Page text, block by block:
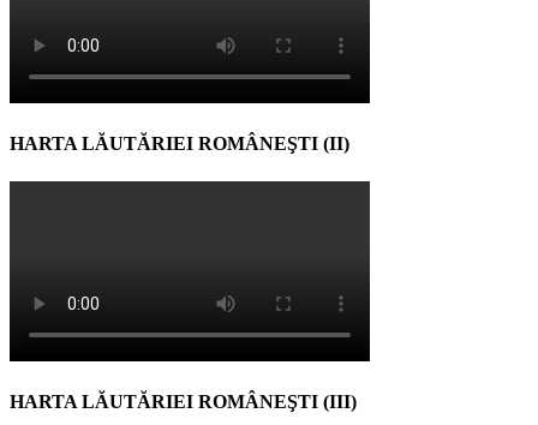
HARTA LĂUTĂRIEI ROMÂNEŞTI (II)
HARTA LĂUTĂRIEI ROMÂNEŞTI (III)